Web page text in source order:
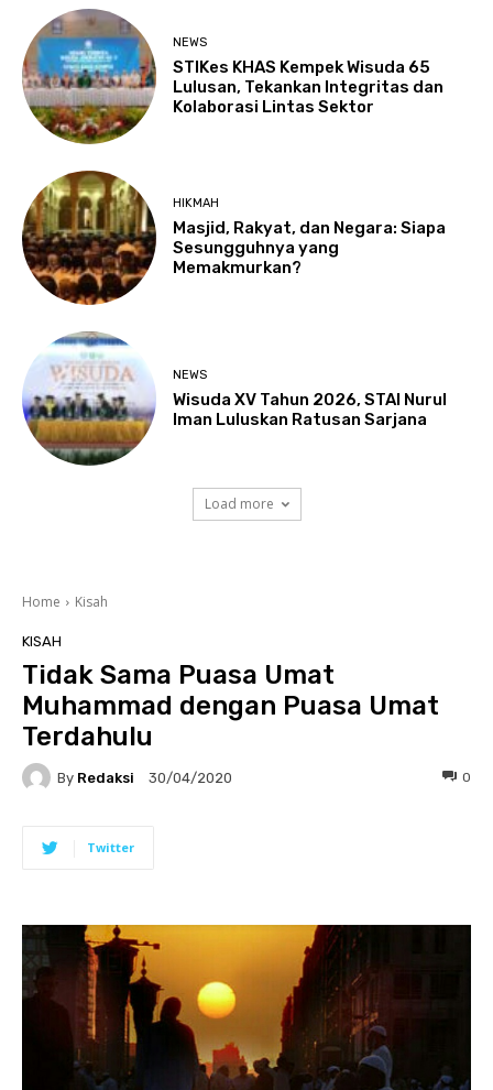
NEWS
STIKes KHAS Kempek Wisuda 65
Lulusan, Tekankan Integritas dan
Kolaborasi Lintas Sektor
HIKMAH
Masjid, Rakyat, dan Negara: Siapa
Sesungguhnya yang
Memakmurkan?
NEWS
Wisuda XV Tahun 2026, STAI Nurul
Iman Luluskan Ratusan Sarjana
Load more